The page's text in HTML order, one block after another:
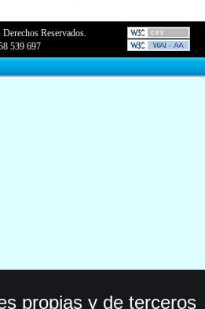
Reservados.
539 697
propias y de terceros